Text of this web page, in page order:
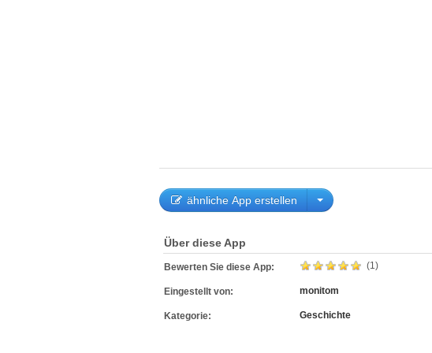
ähnliche App erstellen
Über diese App
Bewerten Sie diese App: (1)
Eingestellt von: monitom
Kategorie: Geschichte